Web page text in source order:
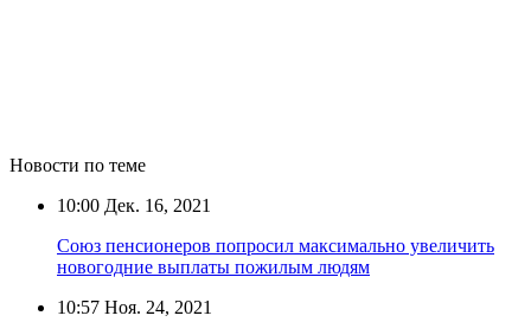
Новости по теме
10:00 Дек. 16, 2021
Союз пенсионеров попросил максимально увеличить
новогодние выплаты пожилым людям
10:57 Ноя. 24, 2021